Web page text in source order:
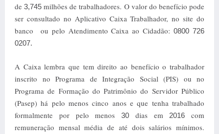
de3,745 milhões de trabalhadores. O valor do benefício pode
ser consultado no Aplicativo Caixa Trabalhador, no site do
banco ou pelo Atendimento Caixa ao Cidadão:0800 726
0207.
A Caixa lembra que tem direito ao benefício o trabalhador
inscrito no Programa de Integração Social (PIS) ou no
Programa de Formação do Patrimônio do Servidor Público
(Pasep) há pelo menos cinco anos e que tenha trabalhado
formalmente por pelo menos 30 dias em2016
com
remuneração mensal média de até dois salários mínimos.